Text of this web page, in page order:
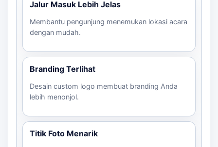
Ketersediaan listrik untuk blower
Jam loading dan deadline acara
Hubungi kami untuk mendapatkan estimasi harga dan
konsultasi lebih lanjut mengenai desain dan ukuran yang
sesuai untuk acara Anda.
Jalur Masuk Lebih Jelas
Membantu pengunjung menemukan lokasi acara
dengan mudah.
Branding Terlihat
Desain custom logo membuat branding Anda
lebih menonjol.
Titik Foto Menarik